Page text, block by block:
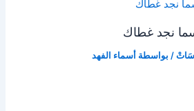
نجد غطاك
/ بواسطة أسماء الفهد